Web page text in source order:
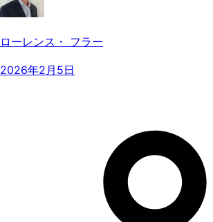
ローレンス・ フラー
2026年2月5日